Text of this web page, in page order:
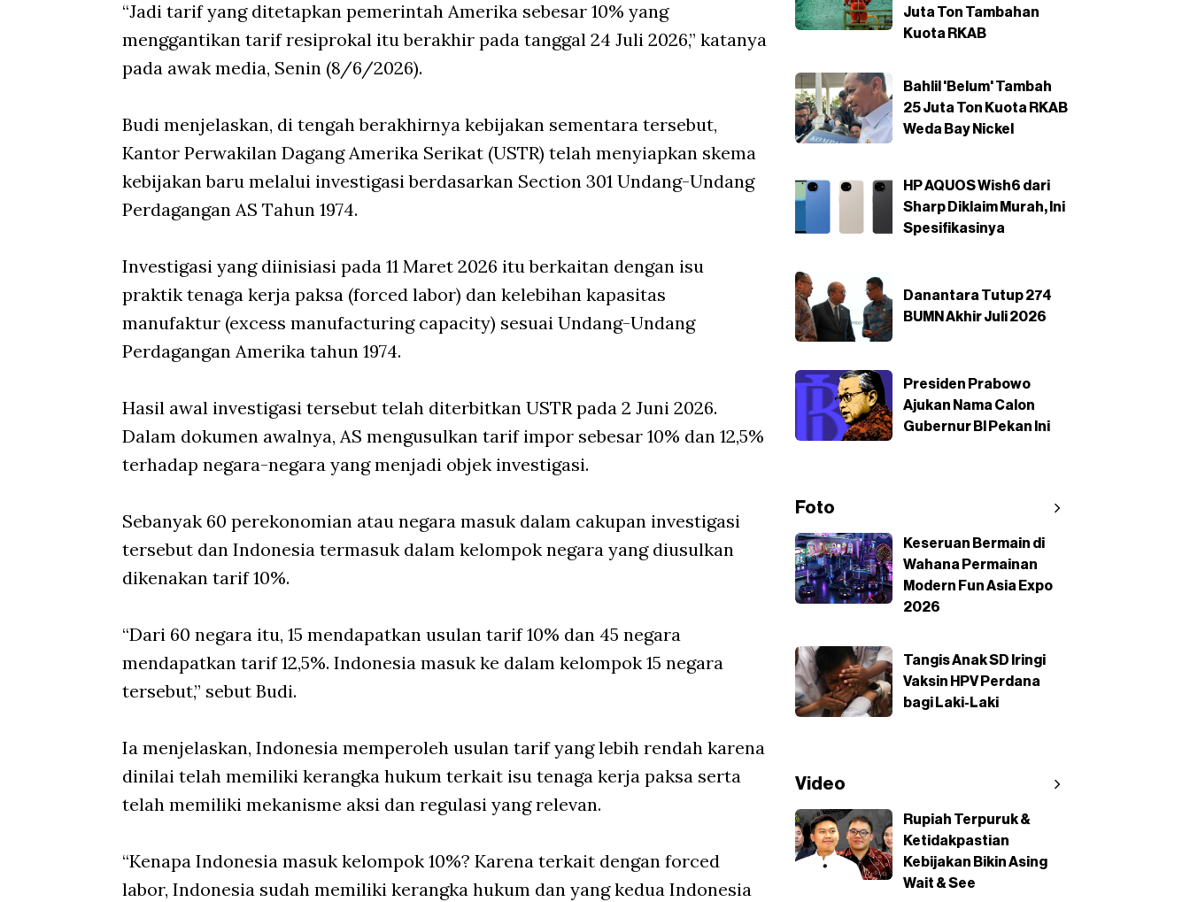
“Jadi tarif yang ditetapkan pemerintah Amerika sebesar 10% yang
menggantikan tarif resiprokal itu berakhir pada tanggal 24 Juli 2026,” katanya
pada awak media, Senin (8/6/2026).
Budi menjelaskan, di tengah berakhirnya kebijakan sementara tersebut,
Kantor Perwakilan Dagang Amerika Serikat (USTR) telah menyiapkan skema
kebijakan baru melalui investigasi berdasarkan Section 301 Undang-Undang
Perdagangan AS Tahun 1974.
Investigasi yang diinisiasi pada 11 Maret 2026 itu berkaitan dengan isu
praktik tenaga kerja paksa (forced labor) dan kelebihan kapasitas
manufaktur (excess manufacturing capacity) sesuai Undang-Undang
Perdagangan Amerika tahun 1974.
Hasil awal investigasi tersebut telah diterbitkan USTR pada 2 Juni 2026.
Dalam dokumen awalnya, AS mengusulkan tarif impor sebesar 10% dan 12,5%
terhadap negara-negara yang menjadi objek investigasi.
Sebanyak 60 perekonomian atau negara masuk dalam cakupan investigasi
tersebut dan Indonesia termasuk dalam kelompok negara yang diusulkan
dikenakan tarif 10%.
“Dari 60 negara itu, 15 mendapatkan usulan tarif 10% dan 45 negara
mendapatkan tarif 12,5%. Indonesia masuk ke dalam kelompok 15 negara
tersebut,” sebut Budi.
Ia menjelaskan, Indonesia memperoleh usulan tarif yang lebih rendah karena
dinilai telah memiliki kerangka hukum terkait isu tenaga kerja paksa serta
telah memiliki mekanisme aksi dan regulasi yang relevan.
“Kenapa Indonesia masuk kelompok 10%? Karena terkait dengan forced
labor, Indonesia sudah memiliki kerangka hukum dan yang kedua Indonesia
Juta Ton Tambahan
Kuota RKAB
Bahlil 'Belum' Tambah
25 Juta Ton Kuota RKAB
Weda Bay Nickel
HP AQUOS Wish6 dari
Sharp Diklaim Murah, Ini
Spesifikasinya
Danantara Tutup 274
BUMN Akhir Juli 2026
Presiden Prabowo
Ajukan Nama Calon
Gubernur BI Pekan Ini
Foto
Keseruan Bermain di
Wahana Permainan
Modern Fun Asia Expo
2026
Tangis Anak SD Iringi
Vaksin HPV Perdana
bagi Laki-Laki
Video
Rupiah Terpuruk &
Ketidakpastian
Kebijakan Bikin Asing
Wait & See